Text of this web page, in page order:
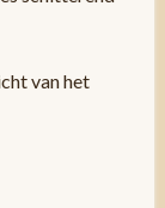
van het